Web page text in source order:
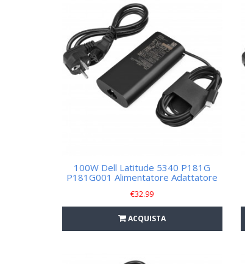
100W Dell Latitude 5340 P181G
P181G001 Alimentatore Adattatore
€32.99
ACQUISTA